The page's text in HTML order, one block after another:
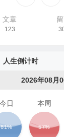
文章
123
人生倒计时
2026年08月
今日
61%
本周
57%